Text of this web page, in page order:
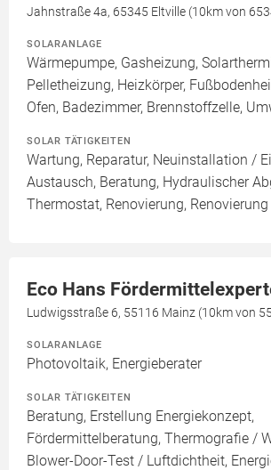
Jahnstraße 4a, 65345 Eltville (10km von
SOLARANLAGE
Wärmepumpe, Gasheizung,
Pelletheizung, Heizkörper,
Ofen, Badezimmer, Brennstoffzelle,
SOLAR TÄTIGKEITEN
Wartung, Reparatur, Neuinstallation /
Austausch, Beratung, Hydraulischer
Thermostat, Renovierung,
Eco Hans
Ludwigsstraße 6, 55116 Mainz (10km von
SOLARANLAGE
Photovoltaik, Energieberater
SOLAR TÄTIGKEITEN
Beratung, Erstellung Energiekonzept,
Fördermittelberatung, Thermografie /
Blower-Door-Test / Luftdichtheit,